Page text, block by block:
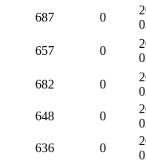
687 0
657 0
682 0
648 0
636 0